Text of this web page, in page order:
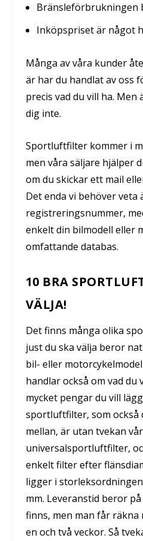
Bränsleförbrukningen
Inköpspriset är något
Många av våra kunder
är har du handlat av oss
precis vad du vill ha. Men
dig inte.
Sportluftfilter kommer i
men våra säljare hjälper
om du skickar ett mail
Det enda vi behöver veta
registreringsnummer,
enkelt din bilmodell eller
omfattande databas.
10 BRA
VÄLJA!
Det finns många olika
just du ska välja beror
bil- eller
handlar också om vad du
mycket pengar du vill
sportluftfilter, som också
mellan, är utan tvekan
universalsportluftfilter,
enkelt filter efter
ligger i
mm. Leveranstid beror
finns, men man får räkna
en och två veckor. Så